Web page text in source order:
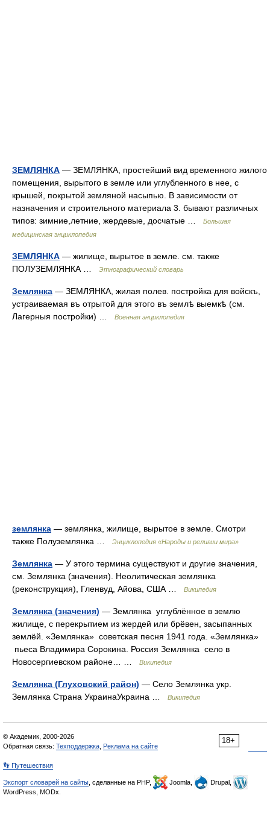
ЗЕМЛЯНКА — ЗЕМЛЯНКА, простейший вид временного жилого
помещения, вырытого в земле или углубленного в нее, с
крышей, покрытой земляной насыпью. В зависимости от
назначения и строительного материала 3. бывают различных
типов: зимние,летние, жердевые, досчатые …
Большая
медицинская энциклопедия
ЗЕМЛЯНКА — жилище, вырытое в земле. см. также
ПОЛУЗЕМЛЯНКА …
Этнографический словарь
Землянка — ЗЕМЛЯНКА, жилая полев. постройка для войскъ,
устраиваемая въ отрытой для этого въ землѣ выемкѣ (см.
Лагерныя постройки) …
Военная энциклопедия
землянка — землянка, жилище, вырытое в земле. Смотри
также Полуземлянка …
Энциклопедия «Народы и религии мира»
Землянка — У этого термина существуют и другие значения,
см. Землянка (значения). Неолитическая землянка
(реконструкция), Гленвуд, Айова, США …
Википедия
Землянка (значения) — Землянка углублённое в землю
жилище, с перекрытием из жердей или брёвен, засыпанных
землёй. «Землянка» советская песня 1941 года. «Землянка»
пьеса Владимира Сорокина. Россия Землянка село в
Новосергиевском районе… …
Википедия
Землянка (Глуховский район) — Село Землянка укр.
Землянка Страна УкраинаУкраина …
Википедия
18+
© Академик, 2000-2026
Обратная связь: Техподдержка Реклама на сайте
👣 Путешествия
Экспорт словарей на сайты , сделанные на PHP, Joomla,
Drupal,
WordPress, MODx.